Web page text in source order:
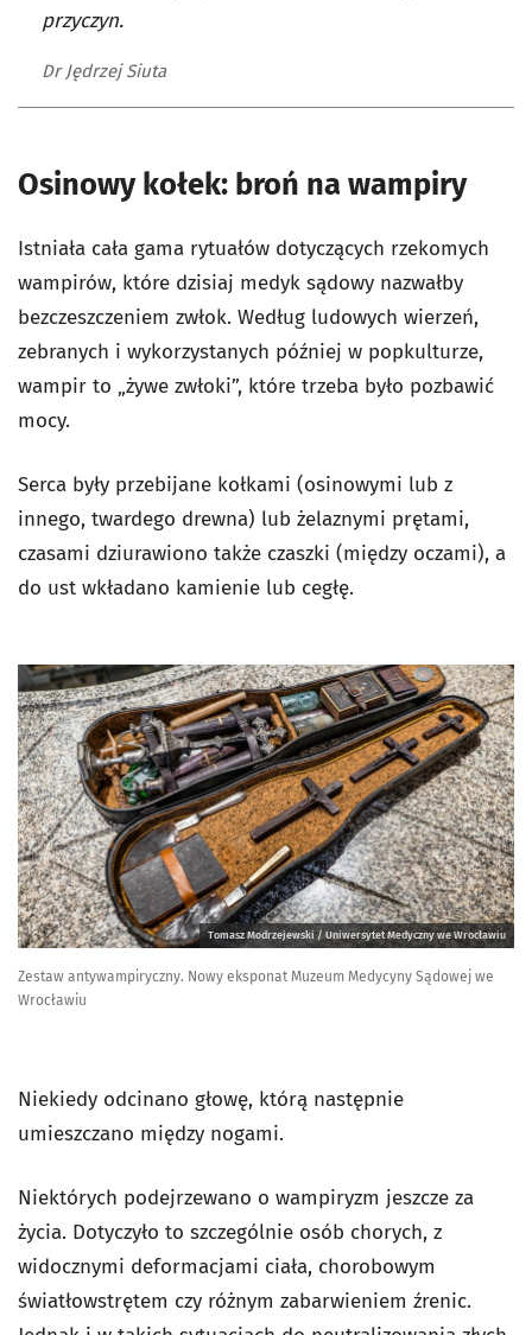
przyczyn.
Dr Jędrzej Siuta
Osinowy kołek: broń na wampiry
Istniała cała gama rytuałów dotyczących rzekomych
wampirów, które dzisiaj medyk sądowy nazwałby
bezczeszczeniem zwłok. Według ludowych wierzeń,
zebranych i wykorzystanych później w popkulturze,
wampir to „żywe zwłoki”, które trzeba było pozbawić
mocy.
Serca były przebijane kołkami (osinowymi lub z
innego, twardego drewna) lub żelaznymi prętami,
czasami dziurawiono także czaszki (między oczami), a
do ust wkładano kamienie lub cegłę.
Tomasz Modrzejewski / Uniwersytet Medyczny we Wrocławiu
Zestaw antywampiryczny. Nowy eksponat Muzeum Medycyny Sądowej we
Wrocławiu
Niekiedy odcinano głowę, którą następnie
umieszczano między nogami.
Niektórych podejrzewano o wampiryzm jeszcze za
życia. Dotyczyło to szczególnie osób chorych, z
widocznymi deformacjami ciała, chorobowym
światłowstrętem czy różnym zabarwieniem źrenic.